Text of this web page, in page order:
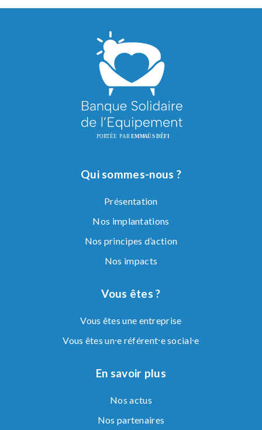
Qui sommes-nous ?
Présentation
Nos implantations
Nos principes d’action
Nos impacts
Vous êtes ?
Vous êtes une entreprise
Vous êtes un⸱e référent⸱e social⸱e
En savoir plus
Nos actus
Nos partenaires